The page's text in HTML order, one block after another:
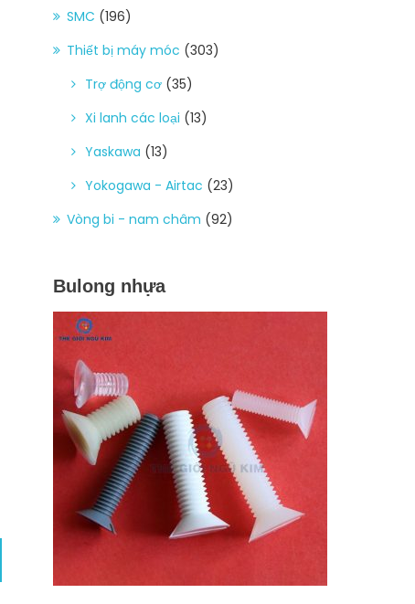
SMC (196)
Thiết bị máy móc (303)
Trợ động cơ (35)
Xi lanh các loại (13)
Yaskawa (13)
Yokogawa - Airtac (23)
Vòng bi - nam châm (92)
Bulong nhựa